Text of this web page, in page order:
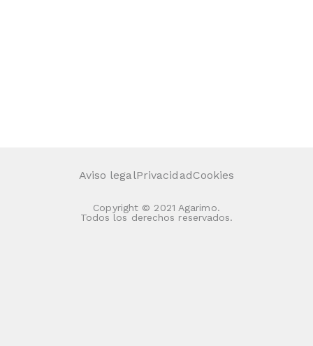
Copyright © 2021 Agarimo.
Todos los derechos reservados.
Aviso legalPrivacidadCookies